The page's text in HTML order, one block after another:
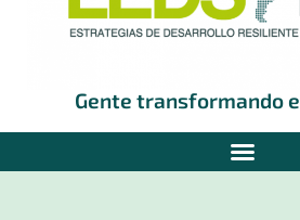
Gente transformando